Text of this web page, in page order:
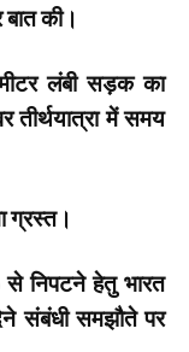
बात की।
लंबी सड़क का
तीर्थयात्रा में समय
ग्रस्त।
निपटने हेतु भारत
संबंधी समझौते पर